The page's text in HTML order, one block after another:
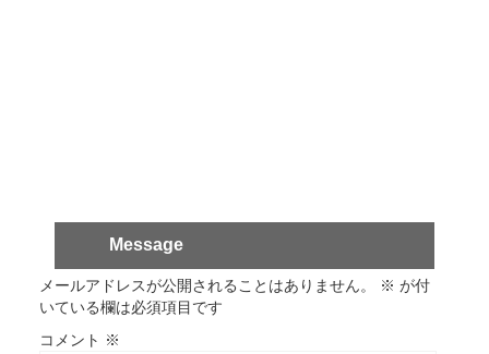
Message
メールアドレスが公開されることはありません。 ※ が付
いている欄は必須項目です
コメント ※